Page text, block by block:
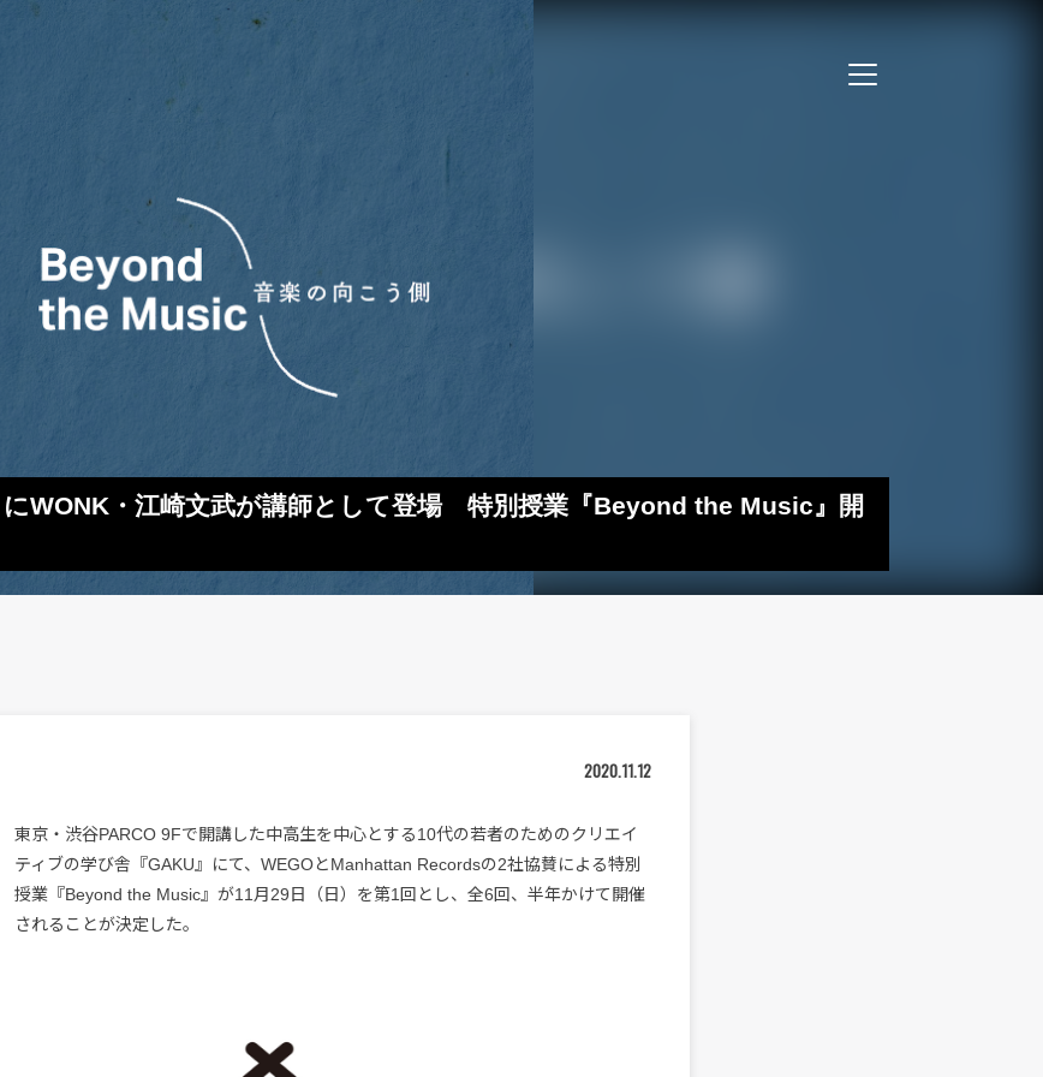
WONK・江崎文武が講師として登場 特別授業『Beyond the Music』開
2020.11.12
東京・渋谷PARCO 9Fで開講した中高生を中心とする10代の若者のためのクリエイ
ティブの学び舎『GAKU』にて、WEGOとManhattan Recordsの2社協賛による特別
授業『Beyond the Music』が11月29日（日）を第1回とし、全6回、半年かけて開催
されることが決定した。